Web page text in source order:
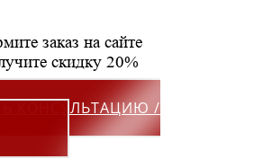
заказ на сайте
скидку 20%
КОНСУЛЬТАЦИЮ /